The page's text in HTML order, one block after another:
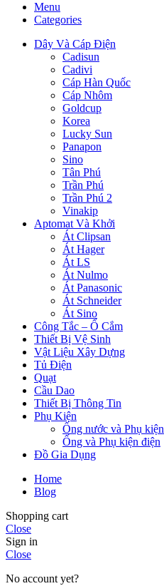
Menu
Categories
Dây Và Cáp Điện
Cadisun
Cadivi
Cáp Hàn Quốc
Cáp Nhôm
Goldcup
Korea
Lucky Sun
Panapon
Sino
Tân Phú
Trần Phú
Trần Phú 2
Vinakip
Aptomat Và Khởi
Át Clipsan
Át Hager
Át LS
Át Nulmo
Át Panasonic
Át Schneider
Át Sino
Công Tắc – Ổ Cắm
Thiết Bị Vệ Sinh
Vật Liệu Xây Dựng
Tủ Điện
Quạt
Cầu Dao
Thiết Bị Thông Tin
Phụ Kiện
Ống nước và Phụ kiện
Ống và Phụ kiện điện
Đồ Gia Dụng
Home
Blog
Shopping cart
Close
Sign in
Close
No account yet?